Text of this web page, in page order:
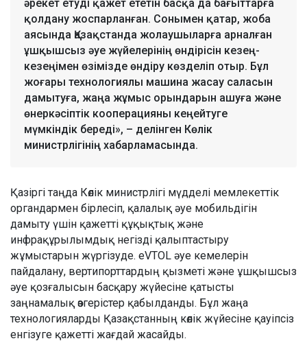
әрекет етуді қажет ететін басқа да бағыттарға
қолдану жоспарланған. Сонымен қатар, жоба
аясында Қазақстанда жолаушыларға арналған
ұшқышсыз әуе жүйелерінің өндірісін кезең-
кезеңімен өзімізде өндіру көзделіп отыр. Бұл
жоғары технологиялы машина жасау саласын
дамытуға, жаңа жұмыс орындарын ашуға және
өнеркәсіптік кооперацияны кеңейтуге
мүмкіндік береді», – делінген Көлік
министрлігінің хабарламасында.
Қазіргі таңда Көлік министрлігі мүдделі мемлекеттік
органдармен бірлесіп, қалалық әуе мобильдігін
дамыту үшін қажетті құқықтық және
инфрақұрылымдық негізді қалыптастыру
жұмыстарын жүргізуде. eVTOL әуе кемелерін
пайдалану, вертипорттардың қызметі және ұшқышсыз
әуе қозғалысын басқару жүйесіне қатысты
заңнамалық өзгерістер қабылданды. Бұл жаңа
технологияларды Қазақстанның көлік жүйесіне қауіпсіз
енгізуге қажетті жағдай жасайды.